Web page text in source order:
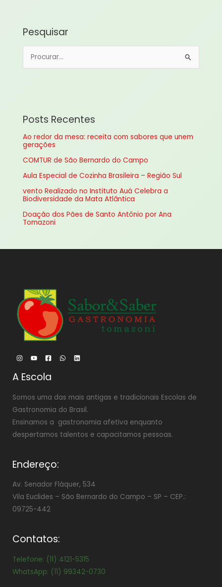
Pesquisar
i
s
p
o
:
Posts Recentes
Ao redor da mesa: receita com sabores que unem
gerações
COMTUR de São Bernardo do Campo
Aula Especial de Cozinha Brasileira – Região Sul
vento Realizado no Instituto Auá Celebra a
Biodiversidade da Mata Atlântica
Doação dos Pães de Santo Antônio por Ana
Tomazoni
A Escola
Somos uma das mais antigas e tradicionais Escolas de
Gastronomia do Brasil.
Ensinamos a gastronomia afetiva enquanto
despertamos talentos e capacitamos pessoas.
Endereço:
Av. Senador Fláquer, 534
Vila Euclides – São Bernardo do Campo – SP – CEP.:
09725-442
Contatos:
Telefone: (11) 4121-5315
WhatsApp: (11) 99342-0730